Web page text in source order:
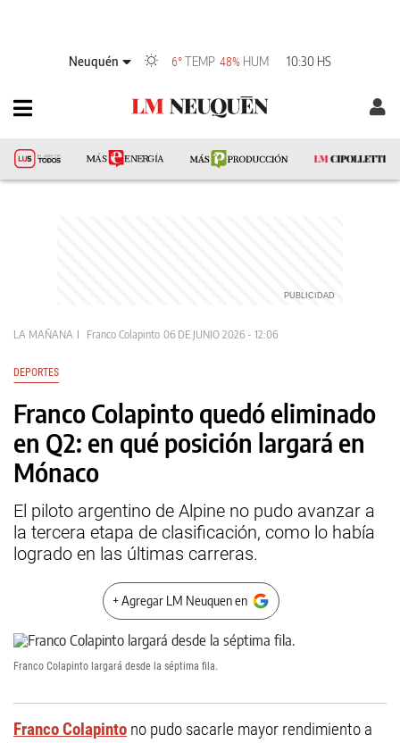
Neuquén 6°TEMP 48% HUM 10:30 HS
LA MAÑANA Franco Colapinto 06 DE JUNIO 2026 - 12:06
DEPORTES
Franco Colapinto quedó eliminado
en Q2: en qué posición largará en
Mónaco
El piloto argentino de Alpine no pudo avanzar a
la tercera etapa de clasificación, como lo había
logrado en las últimas carreras.
+ Agregar LM Neuquen en
Franco Colapinto largará desde la séptima fila.
Franco Colapinto no pudo sacarle mayor rendimiento a